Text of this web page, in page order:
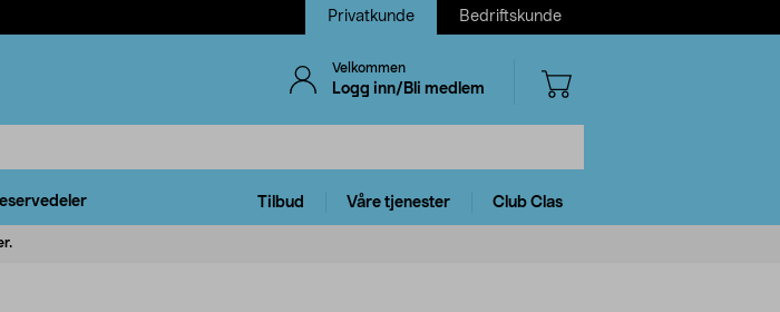
Privatkunde Bedriftskunde
Velkommen
Logg inn/Bli medlem
Tilbud Våre tjenester Club Clas